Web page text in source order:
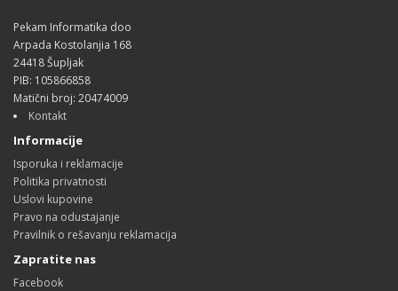
Pekam Informatika doo
Arpada Kostolanjia 168
24418 Šupljak
PIB: 105866858
Matični broj: 20474009
Kontakt
Informacije
Isporuka i reklamacije
Politika privatnosti
Uslovi kupovine
Pravo na odustajanje
Pravilnik o rešavanju reklamacija
Zapratite nas
Facebook